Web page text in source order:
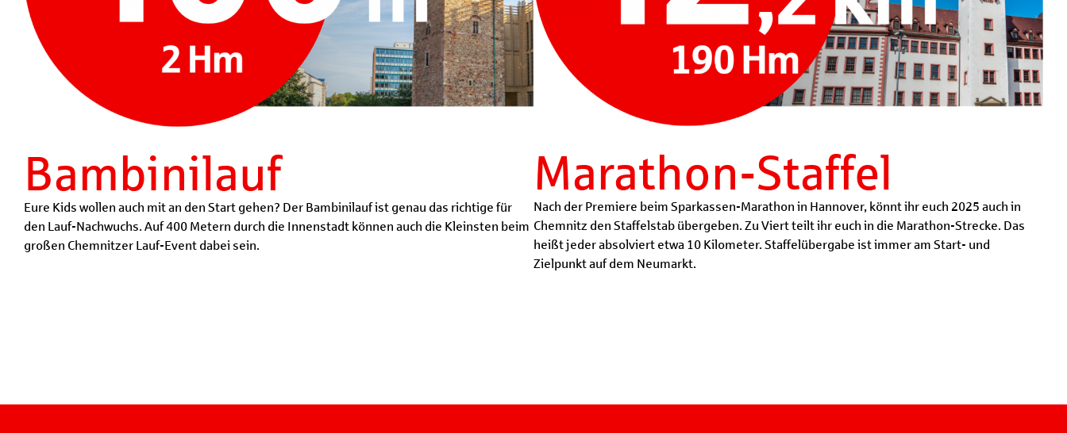
Bambinilauf
Eure Kids wollen auch mit an den Start gehen? Der Bambinilauf ist genau das richtige für
den Lauf-Nachwuchs. Auf 400 Metern durch die Innenstadt können auch die Kleinsten beim
großen Chemnitzer Lauf-Event dabei sein.
Marathon-Staffel
Nach der Premiere beim Sparkassen-Marathon in Hannover, könnt ihr euch 2025 auch in
Chemnitz den Staffelstab übergeben. Zu Viert teilt ihr euch in die Marathon-Strecke. Das
heißt jeder absolviert etwa 10 Kilometer. Staffelübergabe ist immer am Start- und
Zielpunkt auf dem Neumarkt.